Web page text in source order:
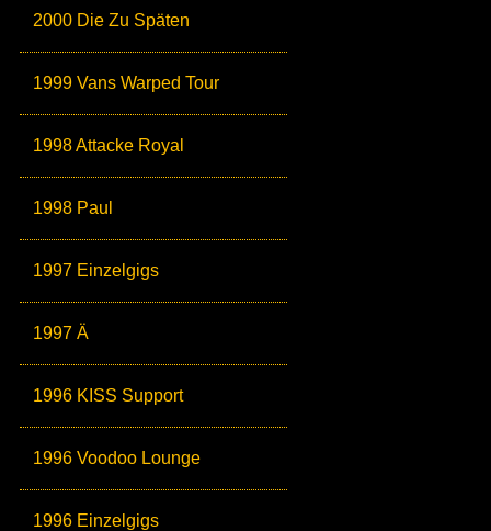
2000 Die Zu Späten
1999 Vans Warped Tour
1998 Attacke Royal
1998 Paul
1997 Einzelgigs
1997 Ä
1996 KISS Support
1996 Voodoo Lounge
1996 Einzelgigs